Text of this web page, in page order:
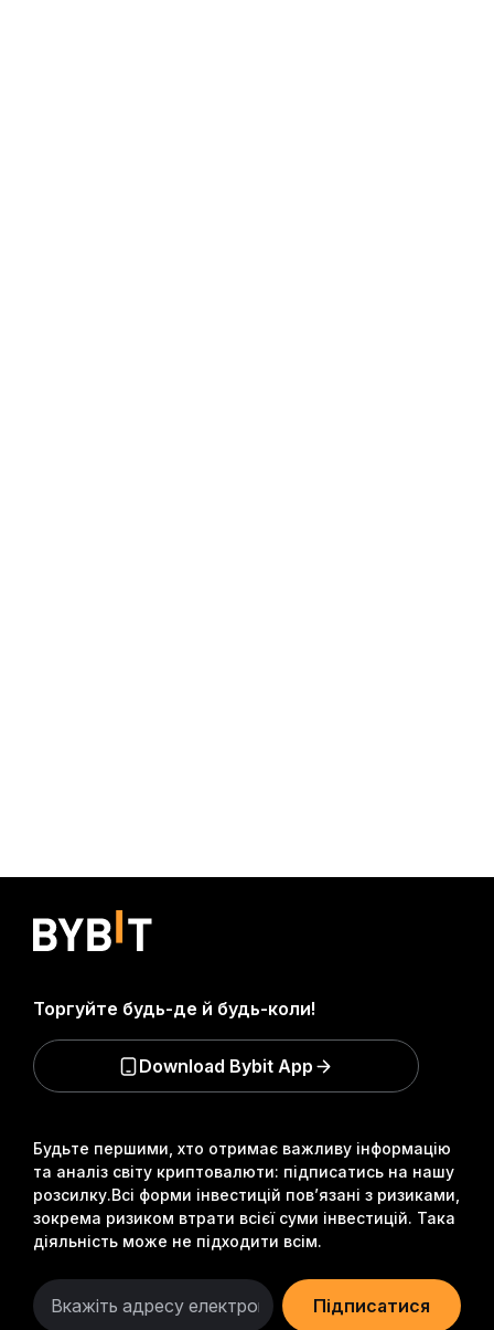
Будьте першими, хто отримає важливу інформацію
та аналіз світу криптовалюти: підписатись на нашу
розсилку.Всі форми інвестицій пов’язані з ризиками,
зокрема ризиком втрати всієї суми інвестицій. Така
діяльність може не підходити всім.
Підписатися
Торгуйте будь-де й будь-коли!
Download Bybit App